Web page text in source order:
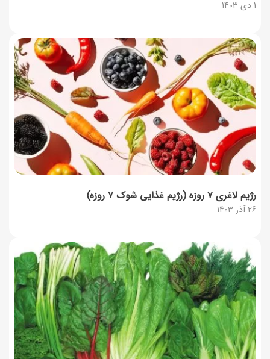
1 دی 1403
26 آذر 1403
رژیم لاغری ۷ روزه (رژیم غذایی شوک ۷ روزه)